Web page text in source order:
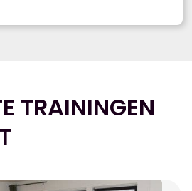
TRAININGEN